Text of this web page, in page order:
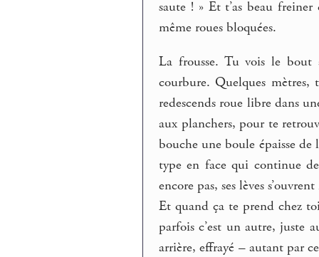
saute ! » Et t’as beau
même roues bloquées.
La frousse. Tu vois le bout
courbure. Quelques
redescends roue libre dans
aux planchers, pour te
bouche une boule épaisse
type en face qui continue
encore pas, ses lèves
Et quand ça te prend chez
parfois c’est un autre, juste
arrière, effrayé – autant par